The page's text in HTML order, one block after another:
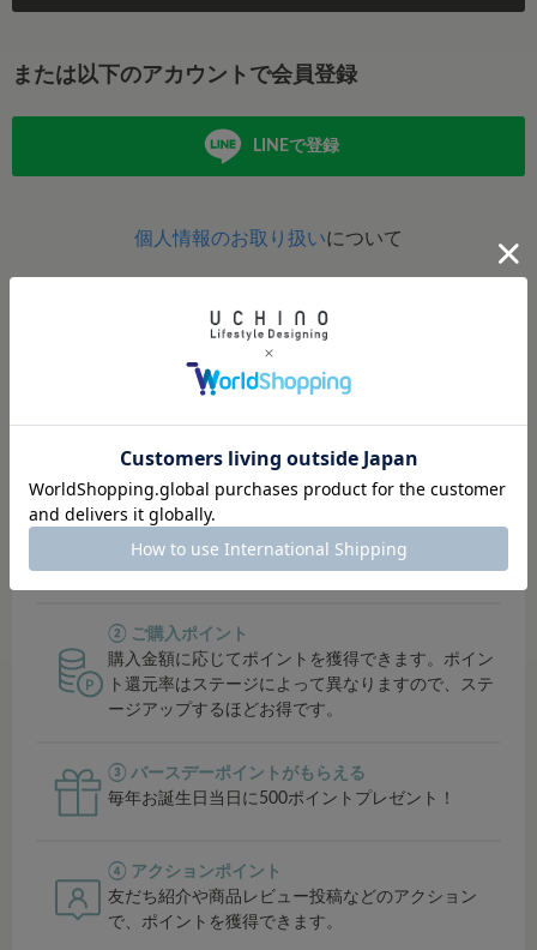
または以下のアカウントで会員登録
LINEで登録
個人情報のお取り扱いについて
定期的にポイントアップイベント開催！
イベント開催時は、ポイント還元率がUP！
貯まったポイントは、オンラインショップ・直営店では１
① シークレットセールにご招待
会員限定のシークレットセールでお得にお買い物で
きます。
② ご購入ポイント
購入金額に応じてポイントを獲得できます。ポイン
ト還元率はステージによって異なりますので、ステ
ージアップするほどお得です。
③ バースデーポイントがもらえる
毎年お誕生日当日に500ポイントプレゼント！
④ アクションポイント
友だち紹介や商品レビュー投稿などのアクション
で、ポイントを獲得できます。